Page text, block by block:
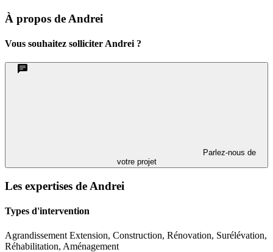
À propos de Andrei
Vous souhaitez solliciter Andrei ?
Parlez-nous de
votre projet
Les expertises de Andrei
Types d'intervention
Agrandissement Extension, Construction, Rénovation, Surélévation,
Réhabilitation, Aménagement